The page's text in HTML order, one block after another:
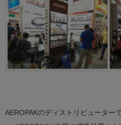
AEROPAKのディストリビューター